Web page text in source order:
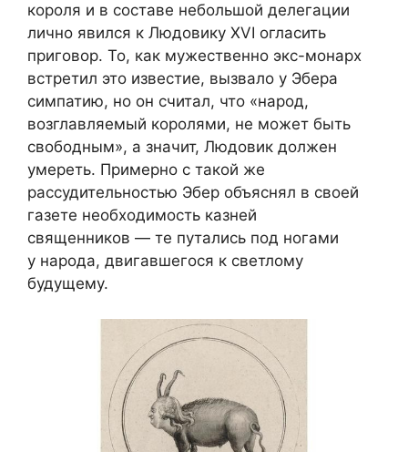
короля и в составе небольшой делегации
лично явился к Людовику XVI огласить
приговор. То, как мужественно экс-монарх
встретил это известие, вызвало у Эбера
симпатию, но он считал, что «народ,
возглавляемый королями, не может быть
свободным», а значит, Людовик должен
умереть. Примерно с такой же
рассудительностью Эбер объяснял в своей
газете необходимость казней
священников — те путались под ногами
у народа, двигавшегося к светлому
будущему.